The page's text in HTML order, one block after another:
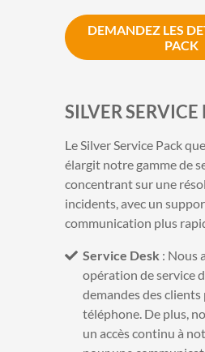
DEMANDEZ LES
PACK
SILVER SERVICE
Le Silver Service Pack
élargit notre gamme de
concentrant sur une
incidents, avec un
communication plus
Service Desk : Nous
opération de service
demandes des clients
téléphone. De plus,
un accès continu à